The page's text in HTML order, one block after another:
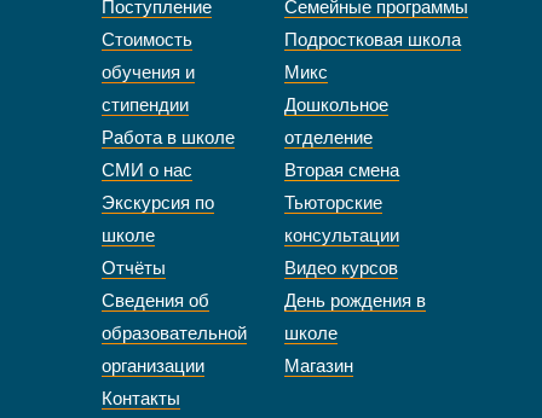
Поступление
Стоимость
обучения и
стипендии
Работа в школе
СМИ о нас
Экскурсия по
школе
Отчёты
Сведения об
образовательной
организации
Контакты
Семейные программы
Подростковая школа
Микс
Дошкольное
отделение
Вторая смена
Тьюторские
консультации
Видео курсов
День рождения в
школе
Магазин